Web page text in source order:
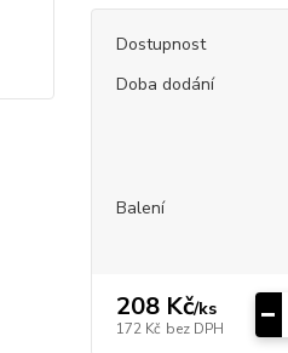
Dostupnost
Doba dodání
Balení
208 Kč/ks
172 Kč bez DPH